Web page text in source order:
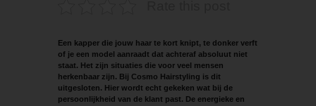
Een kapper die jouw haar te kort knipt, te donker verft
of je een model aanraadt dat achteraf absoluut niet
staat. Het zijn situaties die voor veel mensen
herkenbaar zijn. Bij Cosmo Hairstyling is dit
uitgesloten. Hier wordt echt gekeken wat bij de
persoonlijkheid van de klant past. De energieke en